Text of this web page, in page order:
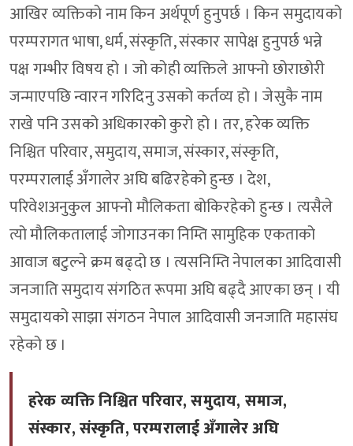
आखिर व्यक्तिको नाम किन अर्थपूर्ण हुनुपर्छ । किन समुदायको
परम्परागत भाषा, धर्म, संस्कृति, संस्कार सापेक्ष हुनुपर्छ भन्ने
पक्ष गम्भीर विषय हो । जो कोही व्यक्तिले आफ्नो छोराछोरी
जन्माएपछि न्वारन गरिदिनु उसको कर्तव्य हो । जेसुकै नाम
राखे पनि उसको अधिकारको कुरो हो । तर, हरेक व्यक्ति
निश्चित परिवार, समुदाय, समाज, संस्कार, संस्कृति,
परम्परालाई अँगालेर अघि बढिरहेको हुन्छ । देश,
परिवेशअनुकुल आफ्नो मौलिकता बोकिरहेको हुन्छ । त्यसैले
त्यो मौलिकतालाई जोगाउनका निम्ति सामुहिक एकताको
आवाज बटुल्ने क्रम बढ्दो छ । त्यसनिम्ति नेपालका आदिवासी
जनजाति समुदाय संगठित रूपमा अघि बढ्दै आएका छन् । यी
समुदायको साझा संगठन नेपाल आदिवासी जनजाति महासंघ
रहेको छ ।
हरेक व्यक्ति निश्चित परिवार, समुदाय, समाज,
संस्कार, संस्कृति, परम्परालाई अँगालेर अघि